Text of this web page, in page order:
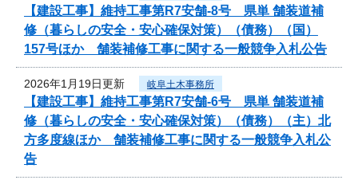
【建設工事】維持工事第R7安舗-8号 県単 舗装道補
修（暮らしの安全・安心確保対策）（債務）（国）
157号ほか 舗装補修工事に関する一般競争入札公告
2026年1月19日更新 岐阜土木事務所
【建設工事】維持工事第R7安舗-6号 県単 舗装道補
修（暮らしの安全・安心確保対策）（債務）（主）北
方多度線ほか 舗装補修工事に関する一般競争入札公
告